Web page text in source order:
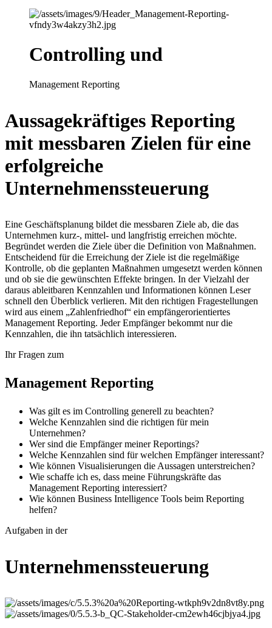
Controlling und
Management Reporting
Aussagekräftiges Reporting
mit messbaren Zielen für eine
erfolgreiche
Unternehmenssteuerung
Eine Geschäftsplanung bildet die messbaren Ziele ab, die das
Unternehmen kurz-, mittel- und langfristig erreichen möchte.
Begründet werden die Ziele über die Definition von Maßnahmen.
Entscheidend für die Erreichung der Ziele ist die regelmäßige
Kontrolle, ob die geplanten Maßnahmen umgesetzt werden können
und ob sie die gewünschten Effekte bringen. In der Vielzahl der
daraus ableitbaren Kennzahlen und Informationen können Leser
schnell den Überblick verlieren. Mit den richtigen Fragestellungen
wird aus einem „Zahlenfriedhof“ ein empfängerorientiertes
Management Reporting. Jeder Empfänger bekommt nur die
Kennzahlen, die ihn tatsächlich interessieren.
Ihr Fragen zum
Management Reporting
Was gilt es im Controlling generell zu beachten?
Welche Kennzahlen sind die richtigen für mein
Unternehmen?
Wer sind die Empfänger meiner Reportings?
Welche Kennzahlen sind für welchen Empfänger interessant?
Wie können Visualisierungen die Aussagen unterstreichen?
Wie schaffe ich es, dass meine Führungskräfte das
Management Reporting interessiert?
Wie können Business Intelligence Tools beim Reporting
helfen?
Aufgaben in der
Unternehmenssteuerung